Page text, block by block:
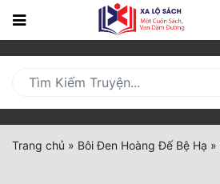
Trang
Mới
Cập
Nhật
(current)
Trang chủ » Bôi Đen Hoàng Đế Bệ Hạ »